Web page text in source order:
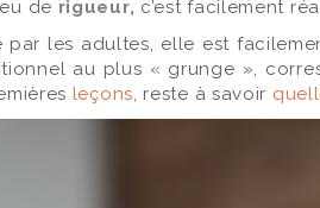
de rigueur, c’est facilement
les adultes, elle est
au plus « grunge »,
leçons, reste à savoir